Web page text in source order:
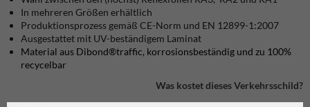
In mehreren Größen erhältlich
Produktionsprozess gemäß CE-Norm und EN 12899-1:2007
Ausgestattet mit UV-beständigem Laminat
Material aus Dibond®traffic, korrosionsbeständig und zu 100%
recycelbar
Was kostet dieses Verkehrsschild?